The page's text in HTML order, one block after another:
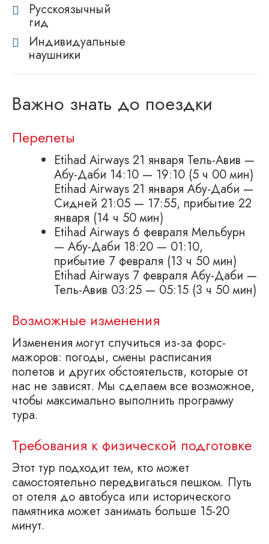
Русскоязычный
гид
Индивидуальные
наушники
Важно знать до поездки
Перелеты
Etihad Airways 21 января Тель-Авив —
Абу-Даби 14:10 — 19:10 (5 ч 00 мин)
Etihad Airways 21 января Абу-Даби —
Сидней 21:05 — 17:55, прибытие 22
января (14 ч 50 мин)
Etihad Airways 6 февраля Мельбурн
— Абу-Даби 18:20 — 01:10,
прибытие 7 февраля (13 ч 50 мин)
Etihad Airways 7 февраля Абу-Даби —
Тель-Авив 03:25 — 05:15 (3 ч 50 мин)
Возможные изменения
Изменения могут случиться из-за форс-
мажоров: погоды, смены расписания
полетов и других обстоятельств, которые от
нас не зависят. Мы сделаем все возможное,
чтобы максимально выполнить программу
тура.
Требования к физической подготовке
Этот тур подходит тем, кто может
самостоятельно передвигаться пешком. Путь
от отеля до автобуса или исторического
памятника может занимать больше 15-20
минут.